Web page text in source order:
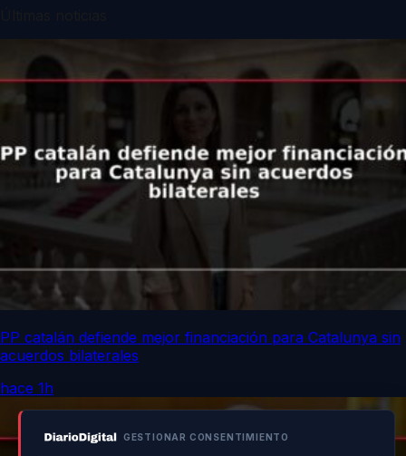
GESTIONAR CONSENTIMIENTO
PP catalán defiende mejor financiación para Catalunya sin
acuerdos bilaterales
hace 1h